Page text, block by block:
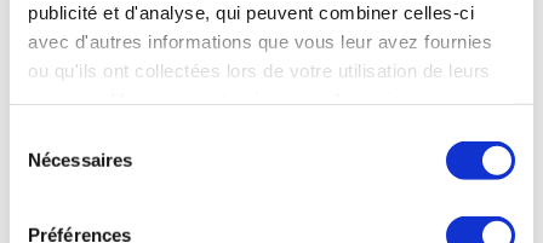
publicité et d'analyse, qui peuvent combiner celles-ci
avec d'autres informations que vous leur avez fournies
ou qu'ils ont collectées lors de votre utilisation de leurs
Nécessaires
Préférences
AVIATION COMMERCIALE
Succès des tests en vol de l’avion amphibie